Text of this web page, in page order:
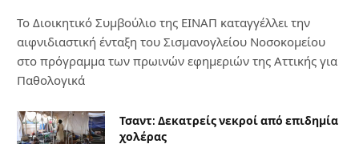
Το Διοικητικό Συμβούλιο της ΕΙΝΑΠ καταγγέλλει την
αιφνιδιαστική ένταξη του Σισμανογλείου Νοσοκομείου
στο πρόγραμμα των πρωινών εφημεριών της Αττικής για
Παθολογικά
Τσαντ: Δεκατρείς νεκροί από επιδημία
χολέρας